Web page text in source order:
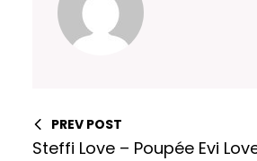
PREV POST
Steffi Love – Poupée Evi